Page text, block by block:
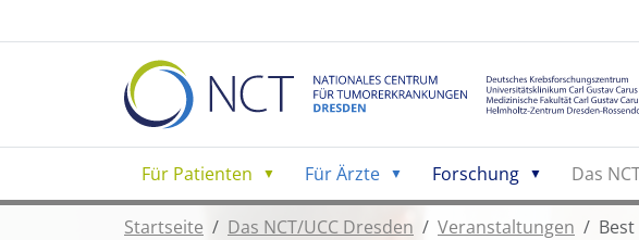
Für Patienten Für Ärzte Forschung Das
Startseite
Das NCT/UCC Dresden Veranstaltungen